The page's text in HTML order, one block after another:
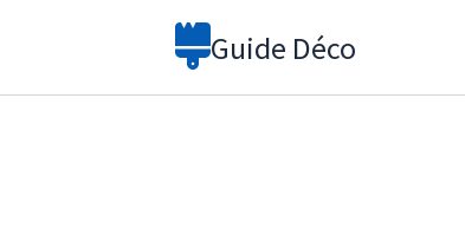
Guide Déco